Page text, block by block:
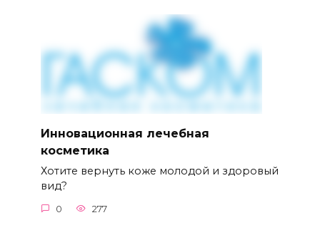
Инновационная лечебная
косметика
Хотите вернуть коже молодой и здоровый
вид?
0 277